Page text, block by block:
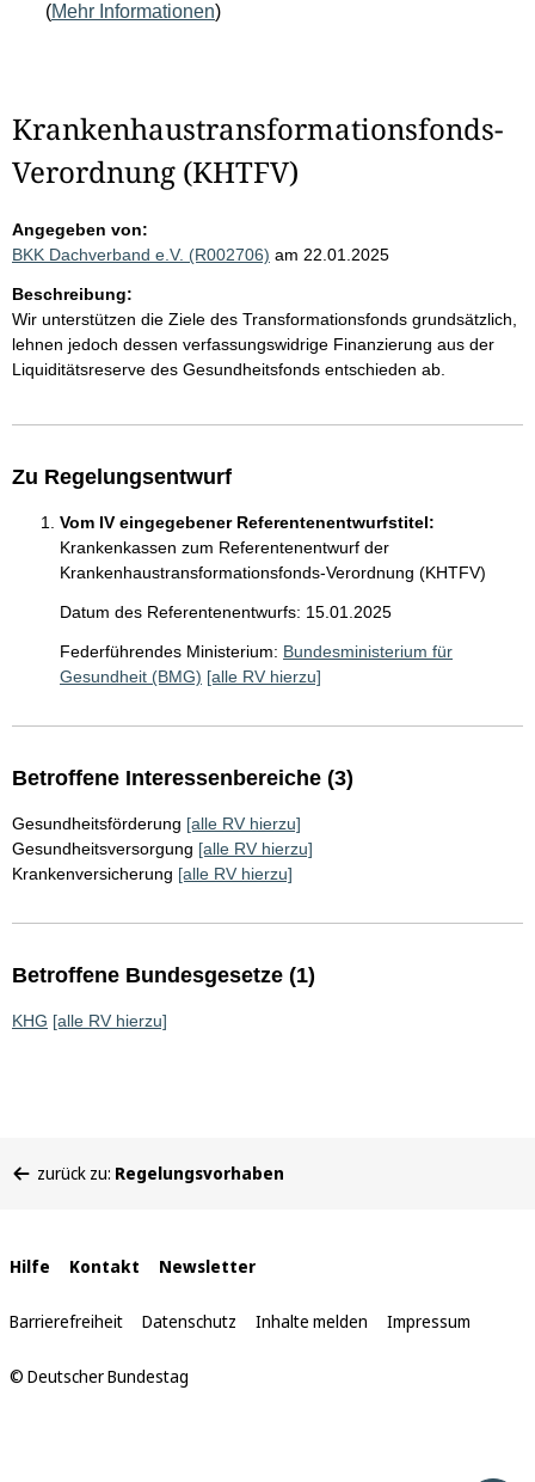
(Mehr Informationen)
Krankenhaustransformationsfonds-
Verordnung (KHTFV)
Angegeben von:
BKK Dachverband e.V. (R002706) am 22.01.2025
Beschreibung:
Wir unterstützen die Ziele des Transformationsfonds grundsätzlich,
lehnen jedoch dessen verfassungswidrige Finanzierung aus der
Liquiditätsreserve des Gesundheitsfonds entschieden ab.
Zu Regelungsentwurf
Vom IV eingegebener Referentenentwurfstitel:
Krankenkassen zum Referentenentwurf der
Krankenhaustransformationsfonds-Verordnung (KHTFV)
Datum des Referentenentwurfs: 15.01.2025
Federführendes Ministerium: Bundesministerium für
Gesundheit (BMG) [alle RV hierzu]
Betroffene Interessenbereiche (3)
Gesundheitsförderung [alle RV hierzu]
Gesundheitsversorgung [alle RV hierzu]
Krankenversicherung [alle RV hierzu]
Betroffene Bundesgesetze (1)
KHG [alle RV hierzu]
befinden
zurück zu: Regelungsvorhaben
Interne
Links
Hilfe Kontakt Newsletter
Barrierefreiheit Datenschutz Inhalte melden Impressum
© Deutscher Bundestag